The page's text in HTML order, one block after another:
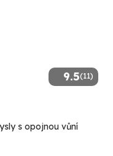
9.5(11)
s opojnou vůní